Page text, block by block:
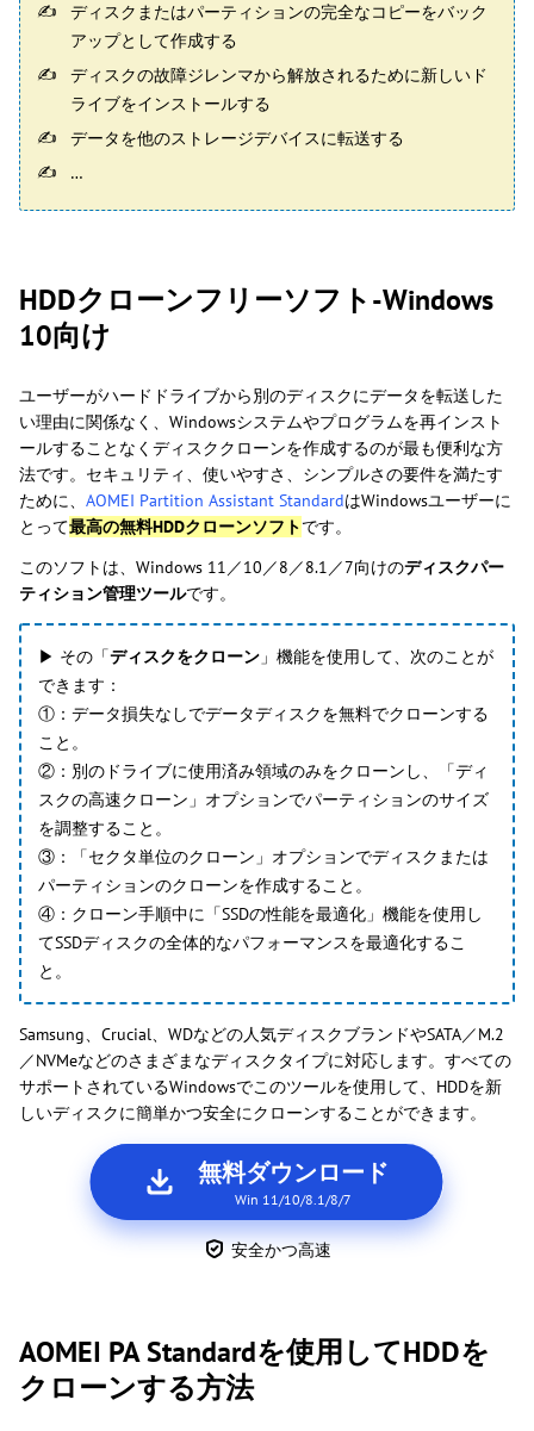
ディスクまたはパーティションの完全なコピーをバック
アップとして作成する
ディスクの故障ジレンマから解放されるために新しいド
ライブをインストールする
データを他のストレージデバイスに転送する
…
HDDクローンフリーソフト-Windows
10向け
ユーザーがハードドライブから別のディスクにデータを転送した
い理由に関係なく、Windowsシステムやプログラムを再インスト
ールすることなくディスククローンを作成するのが最も便利な方
法です。セキュリティ、使いやすさ、シンプルさの要件を満たす
ために、 AOMEI Partition Assistant StandardはWindowsユーザーに
とって最高の無料HDDクローンソフトです。
このソフトは、Windows 11／10／8／8.1／7向けのディスクパー
ティション管理ツールです。
▶ その「ディスクをクローン 」機能を使用して、次のことが
できます：
①：データ損失なしでデータディスクを無料でクローンする
こと。
②：別のドライブに使用済み領域のみをクローンし、「ディ
スクの高速クローン」オプションでパーティションのサイズ
を調整すること。
③：「セクタ単位のクローン」オプションでディスクまたは
パーティションのクローンを作成すること。
④：クローン手順中に「SSDの性能を最適化」機能を使用し
てSSDディスクの全体的なパフォーマンスを最適化するこ
と。
Samsung、Crucial、WDなどの人気ディスクブランドやSATA／M.2
／NVMeなどのさまざまなディスクタイプに対応します。すべての
サポートされているWindowsでこのツールを使用して、HDDを新
しいディスクに簡単かつ安全にクローンすることができます。
無料ダウンロード
Win 11/10/8.1/8/7
安全かつ高速
AOMEI PA Standardを使用してHDDを
クローンする方法